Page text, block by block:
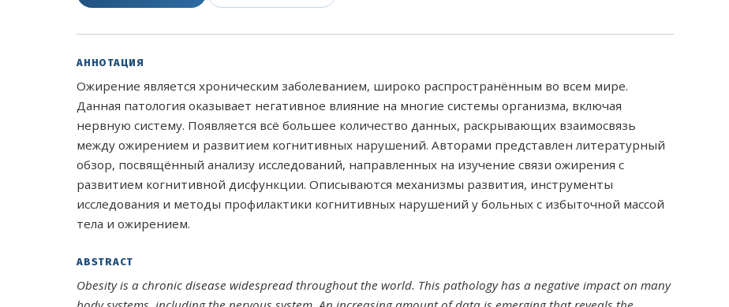
АННОТАЦИЯ
Ожирение является хроническим заболеванием, широко распространённым во всем мире.
Данная патология оказывает негативное влияние на многие системы организма, включая
нервную систему. Появляется всё большее количество данных, раскрывающих взаимосвязь
между ожирением и развитием когнитивных нарушений. Авторами представлен литературный
обзор, посвящённый анализу исследований, направленных на изучение связи ожирения с
развитием когнитивной дисфункции. Описываются механизмы развития, инструменты
исследования и методы профилактики когнитивных нарушений у больных с избыточной массой
тела и ожирением.
ABSTRACT
Obesity is a chronic disease widespread throughout the world. This pathology has a negative impact on many